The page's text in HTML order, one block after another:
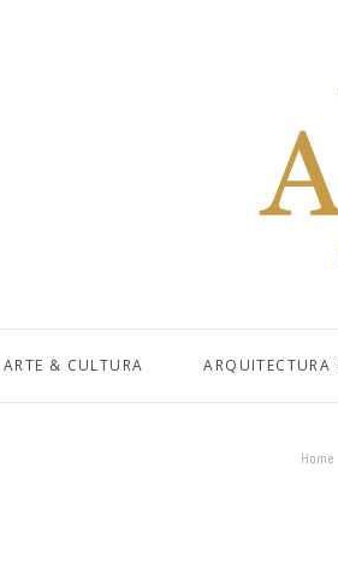
ARTE & CULTURA ARQUITECTURA
Home